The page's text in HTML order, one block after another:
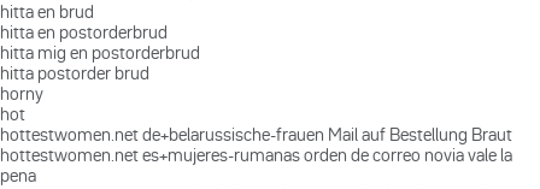
hitta en brud
hitta en postorderbrud
hitta mig en postorderbrud
hitta postorder brud
horny
hot
hottestwomen.net de+belarussische-frauen Mail auf Bestellung Braut
hottestwomen.net es+mujeres-rumanas orden de correo novia vale la
pena